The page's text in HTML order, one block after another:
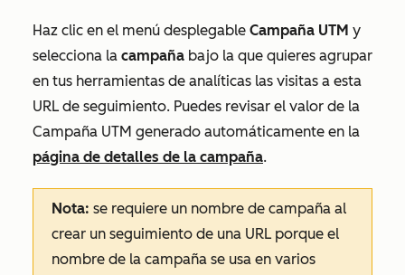
Haz clic en el menú desplegable Campaña UTM y
selecciona la campaña bajo la que quieres agrupar
en tus herramientas de analíticas las visitas a esta
URL de seguimiento. Puedes revisar el valor de la
Campaña UTM generado automáticamente en la
página de detalles de la campaña.
Nota: se requiere un nombre de campaña al
crear un seguimiento de una URL porque el
nombre de la campaña se usa en varios